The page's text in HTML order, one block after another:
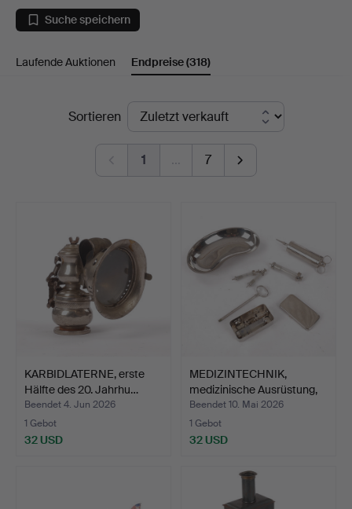
Nautik
bei
Kenneth
Svensson
Kalmar
Suche speichern
Laufende Auktionen Endpreise(318)
EndpreiseSortieren
1 … 7
KARBIDLATERNE, erste
Hälfte des 20. Jahrhu…
Beendet 4. Jun 2026
1 Gebot
32 USD
MEDIZINTECHNIK,
medizinische Ausrüstung,
r…
Beendet 10. Mai 2026
1 Gebot
32 USD